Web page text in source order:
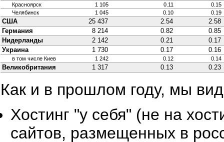
Красноярск
1 105 0.11
0.15
Челябинск
1 045 0.10 0.19
США 25 437 2.54
2.58
Германия
8 214 0.82
0.85
Нидерланды
2 142 0.21
0.17
Украина
1 730 0.17 0.16
в том числе Киев 1 242 0.12 0.14
Великобритания 1 317 0.13 0.23
Как и в прошлом году, мы
Хостинг "у себя" (не на
сайтов, размещенных в